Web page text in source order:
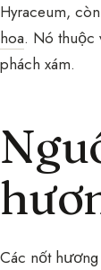
Hyraceum,
hoa. Nó thuộc
phách xám.
Các nốt